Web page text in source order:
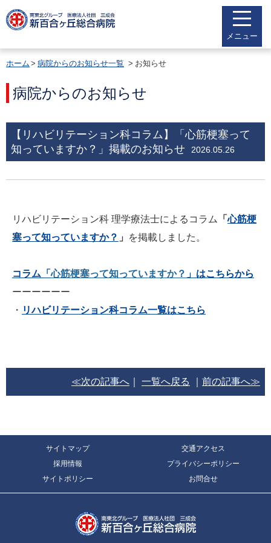
メニュー
ホーム 病院からのお知らせ一覧 お知らせ
病院からのお知らせ
【リハビリテーション科コラム】「心筋梗塞って
知っていますか？」掲載のお知らせ
2026.05.26
リハビリテーション科 理学療法士によるコラム 「心筋梗
塞って知っていますか？ 」 を掲載しました。
コラム「心筋梗塞って知っていますか？ 」はこちらから
ーーーーーー
・ リハビリテーション科コラム一覧はこちら
≪次の記事へ 一覧へ戻る 前の記事へ≫
サイトマップ 交通アクセス
採用情報 プライバシーポリシー
サイトポリシー お問合せ